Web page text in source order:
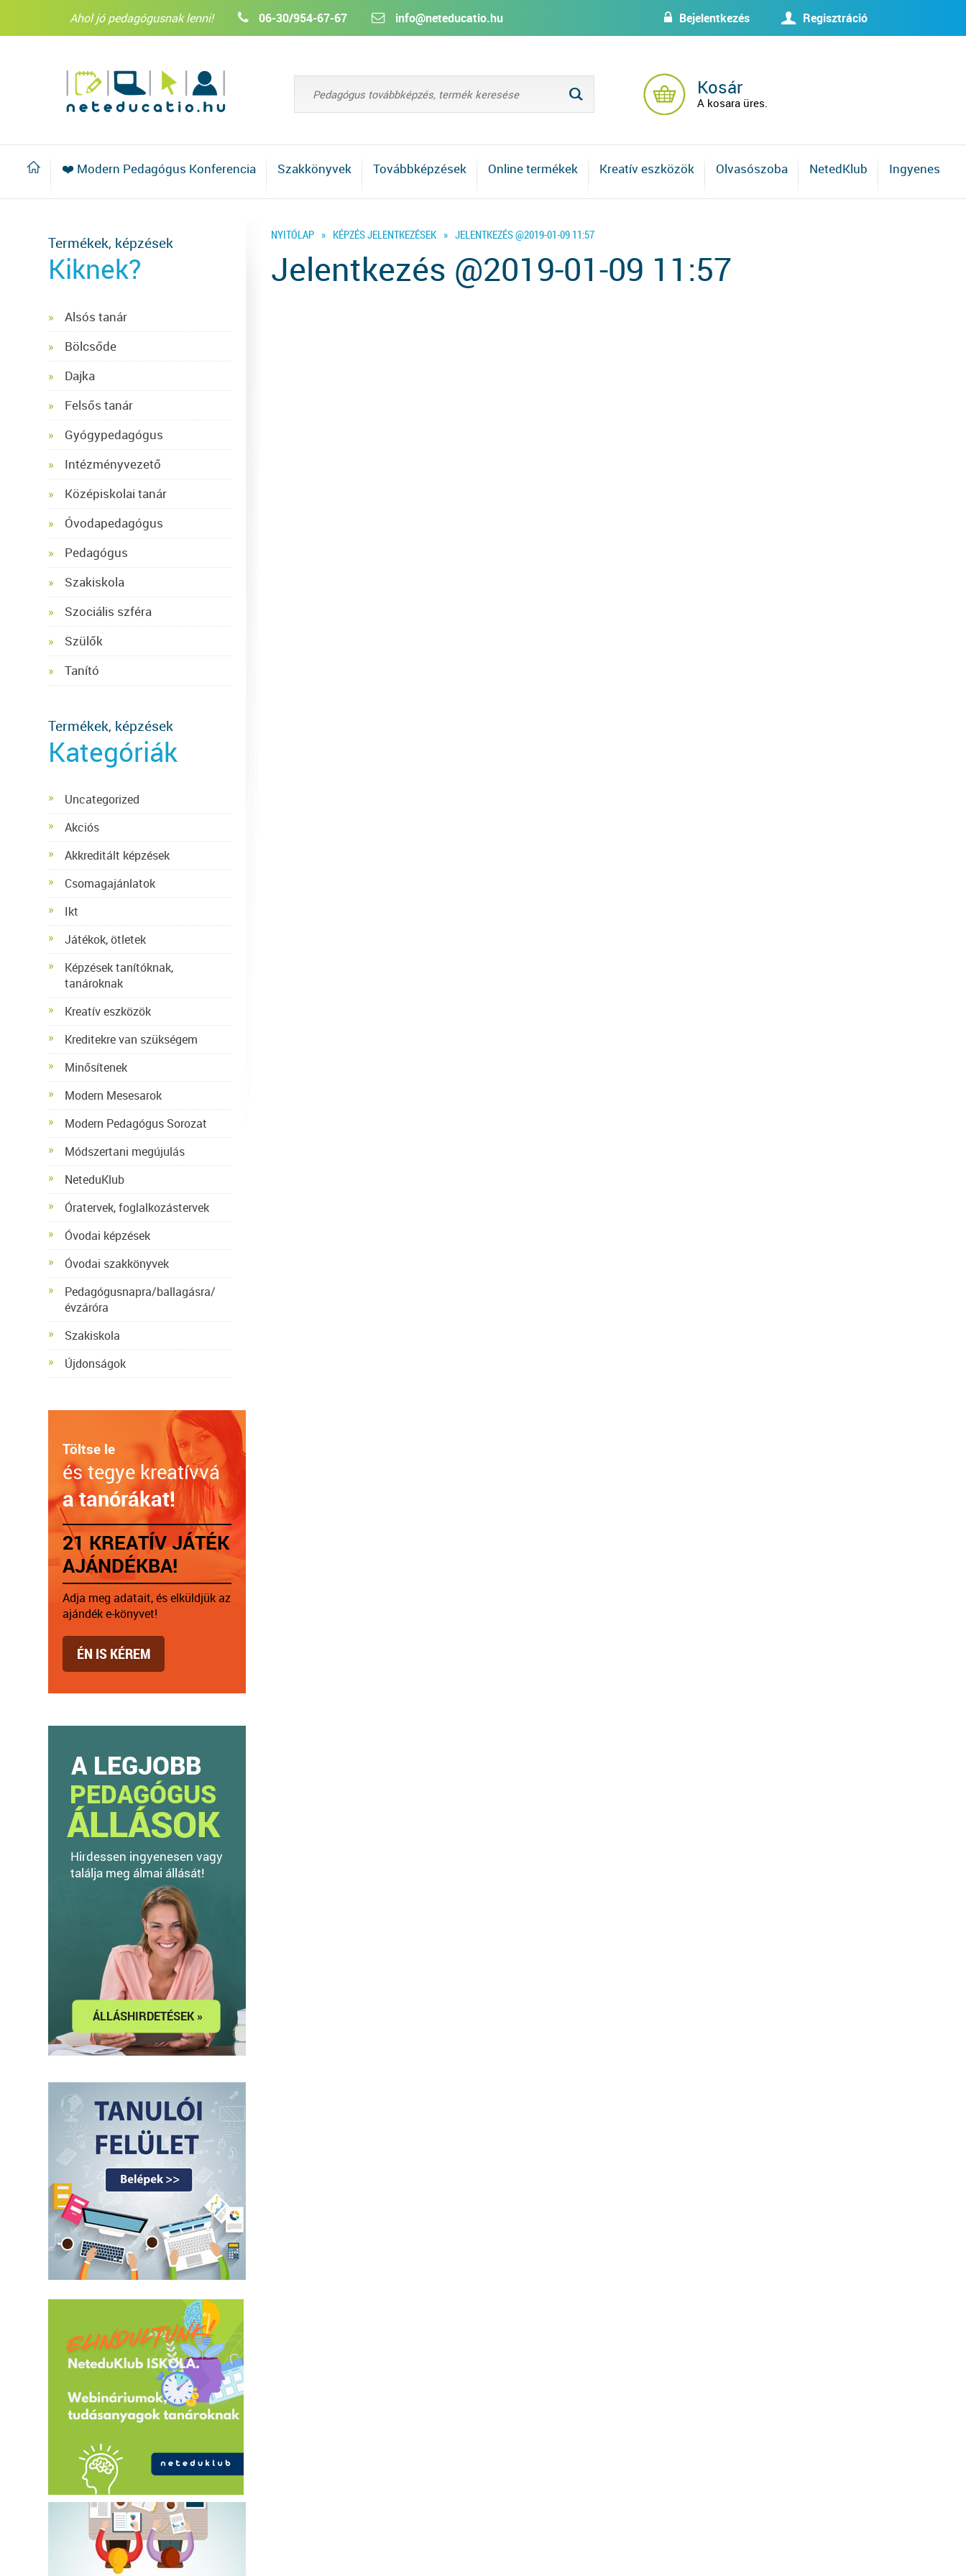
w Bejelentkezés U Regisztráció
Ahol jó pedagógusnak lenni! 06-30/954-67-67 info@neteducatio.hu
L Kosár
A kosara üres.
❤️ Modern Pedagógus Konferencia Szakkönyvek Továbbképzések Online termékek Kreatív eszközök Olvasószoba NetedKlub Ingyenes
NYITÓLAP » KÉPZÉS JELENTKEZÉSEK » JELENTKEZÉS @2019-01-09 11:57
Jelentkezés @2019-01-09 11:57
Termékek, képzések
Kiknek?
Alsós tanár
Bölcsőde
Dajka
Felsős tanár
Gyógypedagógus
Intézményvezető
Középiskolai tanár
Óvodapedagógus
Pedagógus
Szakiskola
Szociális szféra
Szülők
Tanító
Termékek, képzések
Kategóriák
Uncategorized
Akciós
Akkreditált képzések
Csomagajánlatok
Ikt
Játékok, ötletek
Képzések tanítóknak,
tanároknak
Kreatív eszközök
Kreditekre van szükségem
Minősítenek
Modern Mesesarok
Modern Pedagógus Sorozat
Módszertani megújulás
NeteduKlub
Óratervek, foglalkozástervek
Óvodai képzések
Óvodai szakkönyvek
Pedagógusnapra/ballagásra/
évzáróra
Szakiskola
Újdonságok
Töltse le
és tegye kreatívvá
a tanórákat!
21 KREATÍV JÁTÉK
AJÁNDÉKBA!
Adja meg adatait, és elküldjük az
ajándék e-könyvet!
ÉN IS KÉREM